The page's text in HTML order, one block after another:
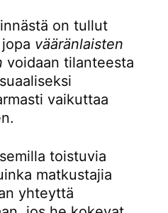
on tullut
vääränlaisten
voidaan tilanteesta
vaikuttaa
toistuvia
matkustajia
yhteyttä